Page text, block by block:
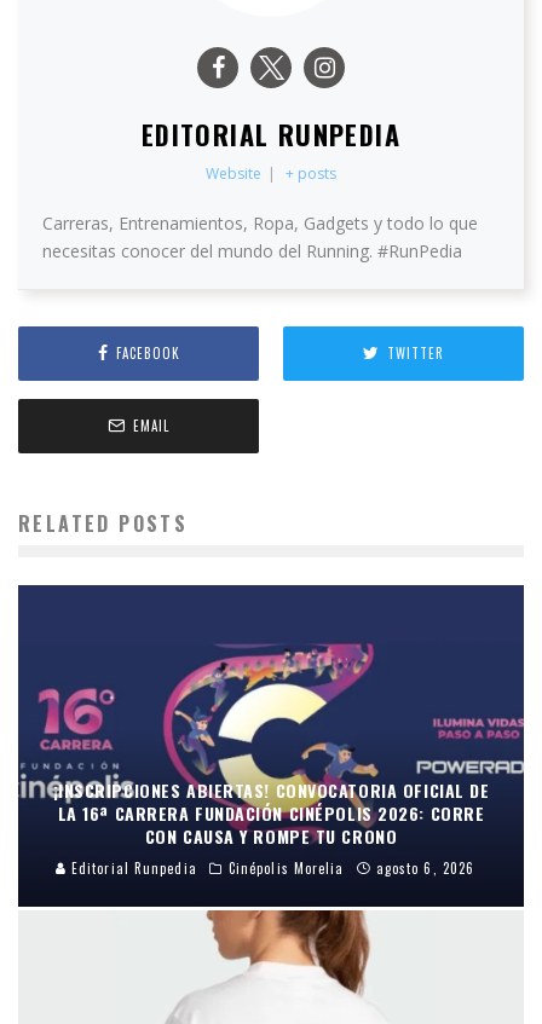
EDITORIAL RUNPEDIA
Website | + posts
Carreras, Entrenamientos, Ropa, Gadgets y todo lo que
necesitas conocer del mundo del Running. #RunPedia
FACEBOOK TWITTER
EMAIL
RELATED POSTS
¡INSCRIPCIONES ABIERTAS! CONVOCATORIA OFICIAL DE
LA 16ª CARRERA FUNDACIÓN CINÉPOLIS 2026: CORRE
CON CAUSA Y ROMPE TU CRONO
Editorial Runpedia Cinépolis Morelia agosto 6, 2026